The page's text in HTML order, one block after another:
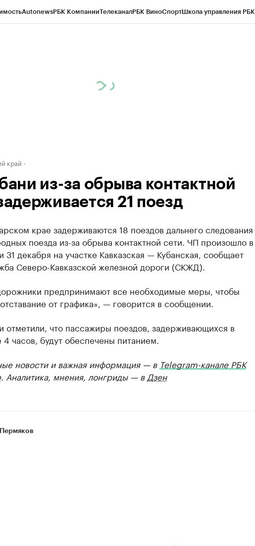
AutonewsРБК КомпанииТелеканалРБК ВиноСпортШкола управления РБК
край
из-за обрыва контактной
21 поезд
крае задерживаются 18 поездов дальнего следования
поезда из-за обрыва контактной сети. ЧП произошло в
31 декабря на участке Кавказская — Кубанская, сообщает
Северо-Кавказской железной дороги (СКЖД).
предпринимают все необходимые меры, чтобы
от графика», — говорится в сообщении.
отметили, что пассажиры поездов, задерживающихся в
4 часов, будут обеспечены питанием.
новости и важная информация — в Telegram-канале РБК
. Аналитика, мнения, лонгриды — в Дзен